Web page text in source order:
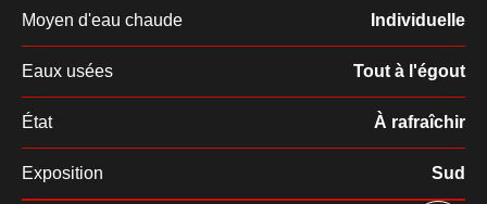
Moyen d'eau chaude Individuelle
Eaux usées Tout à l'égout
État À rafraîchir
Exposition Sud